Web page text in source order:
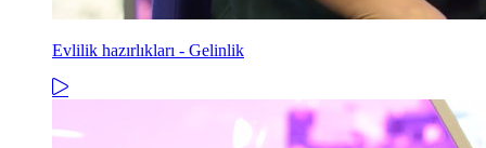
Evlilik hazırlıkları - Gelinlik